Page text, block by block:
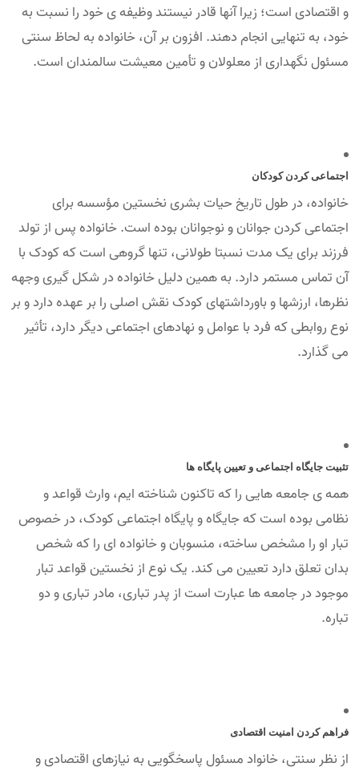
و اقتصادی است؛ زیرا آنها قادر نیستند وظیفه ی خود را نسبت به
خود، به تنهایی انجام دهند. افزون بر آن، خانواده به لحاظ سنتی
مسئول نگهداری از معلولان و تأمین معیشت سالمندان است.
اجتماعی کردن کودکان
خانواده، در طول تاریخ حیات بشری نخستین مؤسسه برای
اجتماعی کردن جوانان و نوجوانان بوده است. خانواده پس از تولد
فرزند برای یک مدت نسبتا طولانی، تنها گروهی است که کودک با
آن تماس مستمر دارد. به همین دلیل خانواده در شکل گیری وجهه
نظرها، ارزشها و باورداشتهای کودک نقش اصلی را بر عهده دارد و بر
نوع روابطی که فرد با عوامل و نهادهای اجتماعی دیگر دارد، تأثیر
می گذارد.
تثبیت جایگاه اجتماعی و تعیین پایگاه ها
همه ی جامعه هایی را که تاکنون شناخته ایم، وارث قواعد و
نظامی بوده است که جایگاه و پایگاه اجتماعی کودک، در خصوص
تبار او را مشخص ساخته، منسوبان و خانواده ای را که شخص
بدان تعلق دارد تعیین می کند. یک نوع از نخستین قواعد تبار
موجود در جامعه ها عبارت است از پدر تباری، مادر تباری و دو
تباره.
فراهم کردن امنیت اقتصادی
از نظر سنتی، خانواد مسئول پاسخگویی به نیازهای اقتصادی و